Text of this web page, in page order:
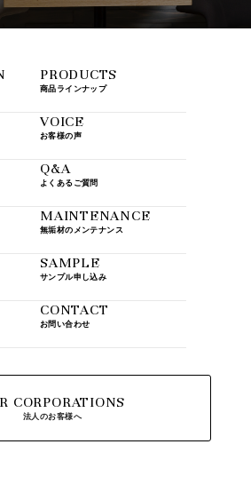
PRODUCTS
商品ラインナップ
VOICE
お客様の声
Q&A
よくあるご質問
MAINTENANCE
無垢材のメンテナンス
SAMPLE
サンプル申し込み
CONTACT
お問い合わせ
CORPORATIONS
法人のお客様へ